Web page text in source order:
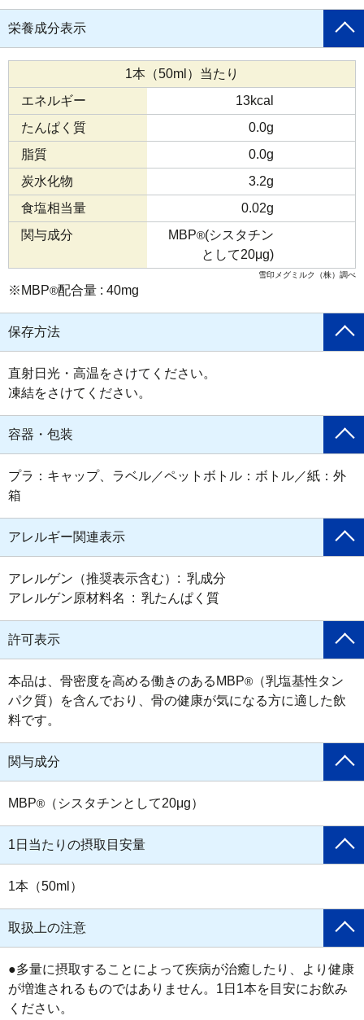
栄養成分表示
1本（50ml）当たり
エネルギー
13kcal
たんぱく質
0.0g
脂質
0.0g
炭水化物
3.2g
食塩相当量
0.02g
関与成分
MBP®(シスタチン
として20μg)
雪印メグミルク（株）調べ
※MBP®配合量 : 40mg
保存方法
直射日光・高温をさけてください。
凍結をさけてください。
容器・包装
プラ：キャップ、ラベル／ペットボトル：ボトル／紙：外
箱
アレルギー関連表示
アレルゲン（推奨表示含む）:  乳成分
アレルゲン原材料名  :  乳たんぱく質
許可表示
本品は、骨密度を高める働きのあるMBP® （乳塩基性タン
パク質）を含んでおり、骨の健康が気になる方に適した飲
料です。
関与成分
MBP® （シスタチンとして20μg）
1日当たりの摂取目安量
1本（50ml）
取扱上の注意
●多量に摂取することによって疾病が治癒したり、より健康
が増進されるものではありません。1日1本を目安にお飲み
ください。